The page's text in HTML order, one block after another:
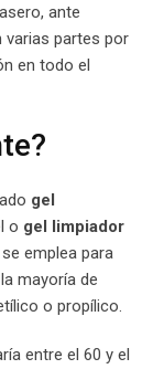
ante
varias partes por
en todo el
gel
o gel limpiador
emplea para
mayoría de
o propílico.
entre el 60 y el